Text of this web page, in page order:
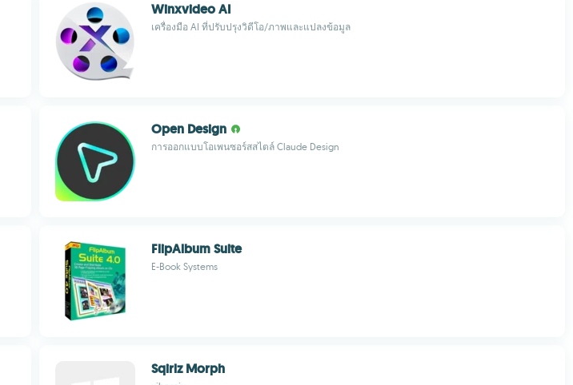
Winxvideo AI
เครื่องมือ AI ที่ปรับปรุงวิดีโอ/ภาพและแปลงข้อมูล
Open Design
การออกแบบโอเพนซอร์สสไตล์ Claude Design
FlipAlbum Suite
E-Book Systems
Sqirlz Morph